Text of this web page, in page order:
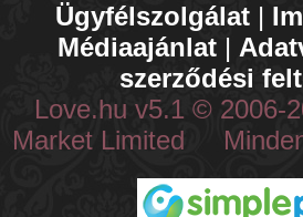
Ügyfélszolgálat |
Médiaajánlat|
szerződési
Love.hu v5.1 © 2006-
Market Limited